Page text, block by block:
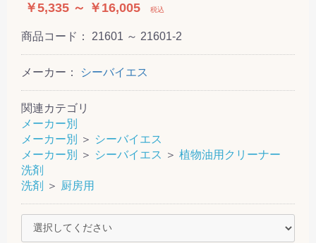
￥5,335 ～ ￥16,005 税込
商品コード： 21601 ～ 21601-2
メーカー： シーバイエス
関連カテゴリ
メーカー別
メーカー別
＞ シーバイエス
メーカー別
＞ シーバイエス ＞ 植物油用クリーナー
洗剤
洗剤
＞ 厨房用